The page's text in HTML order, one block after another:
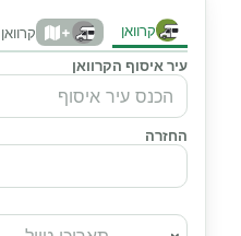
קרוואן +
עיר איסוף הקרוואן
החזרה